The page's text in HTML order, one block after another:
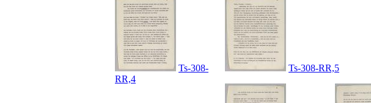
Ts-308-
RR,4
Ts-308-RR,5